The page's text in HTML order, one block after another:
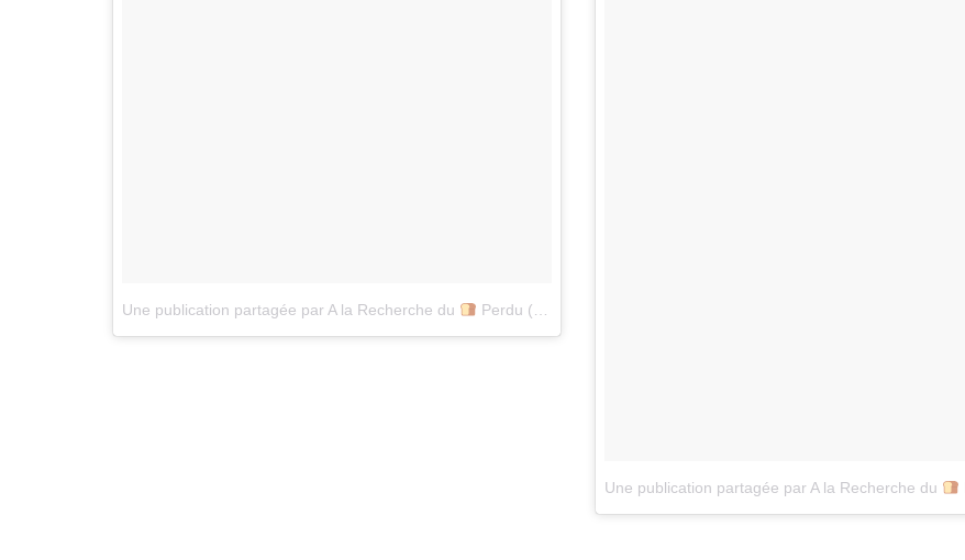
Une publication partagée par A la Recherche du Perdu (@alarecherchedupainperdu)
Une publication partagée par A la Recherche du